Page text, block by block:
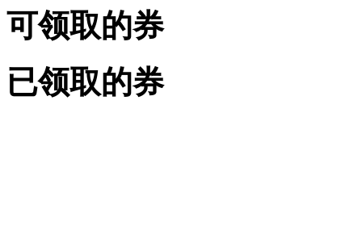
可领取的券
已领取的券